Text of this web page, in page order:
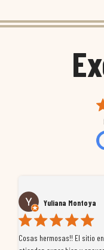
por fuera! Pero dentro es